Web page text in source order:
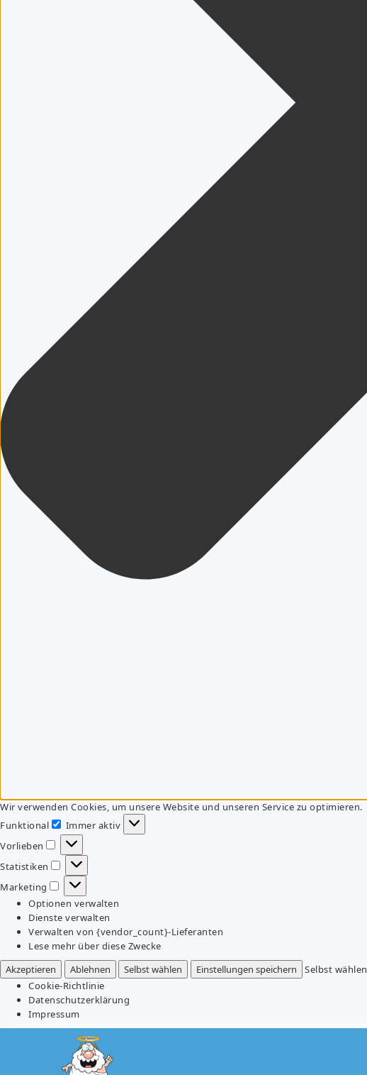
Wir verwenden Cookies, um unsere Website und unseren Service zu optimieren.
Funktional
Funktional
Immer aktiv
Vorlieben
Vorlieben
Statistiken
Statistiken
Marketing
Marketing
Optionen verwalten
Dienste verwalten
Verwalten von {vendor_count}-Lieferanten
Lese mehr über diese Zwecke
Akzeptieren
Ablehnen Selbst wählen Einstellungen speichern
Selbst wählen
Cookie-Richtlinie
Datenschutzerklärung
Impressum